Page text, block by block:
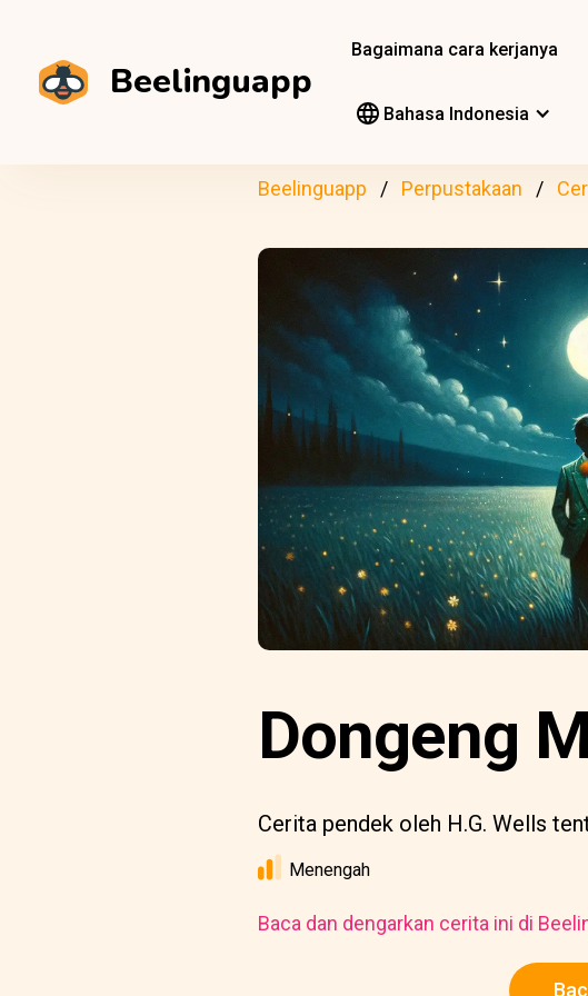
Beelinguapp
Bagaimana cara kerjanya
Bahasa Indonesia
Beelinguapp Perpustakaan
Dongeng
Cerita pendek oleh H.G. Wells
Menengah
Baca dan dengarkan cerita ini di